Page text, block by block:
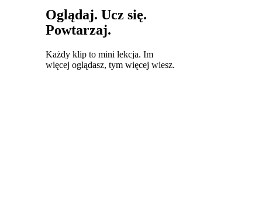
Oglądaj. Ucz się.
Powtarzaj.
Każdy klip to mini lekcja. Im
więcej oglądasz, tym więcej wiesz.